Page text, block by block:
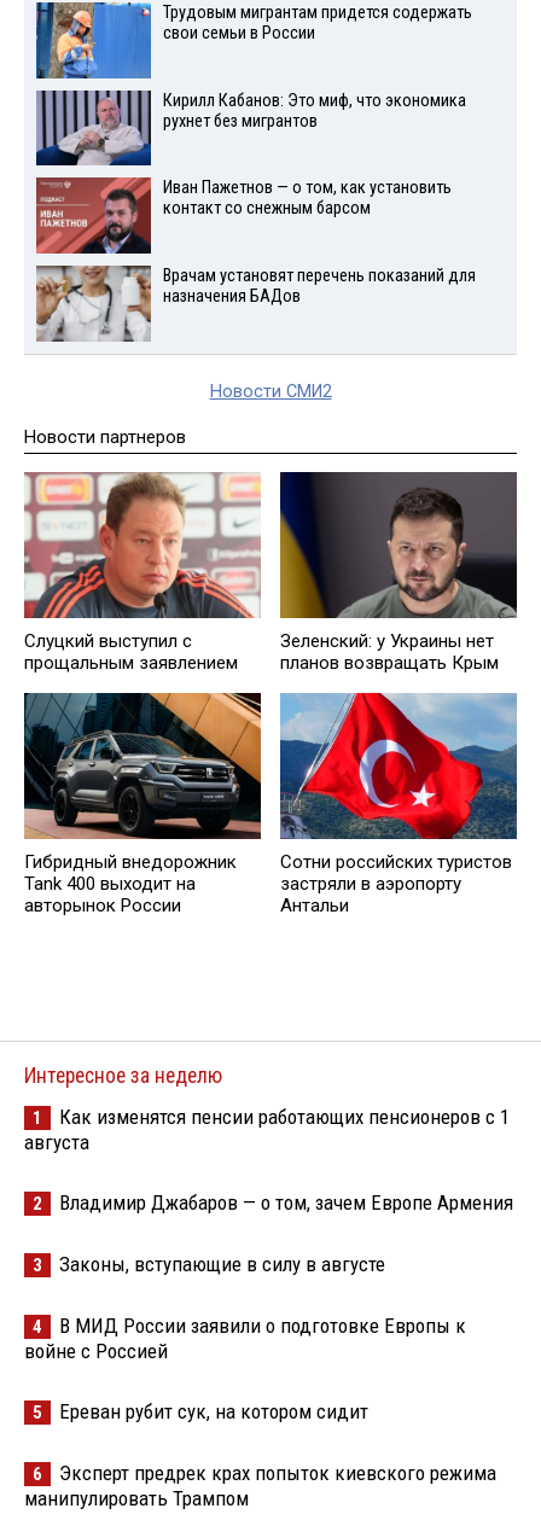
Трудовым мигрантам придется содержать
свои семьи в России
Кирилл Кабанов: Это миф, что экономика
рухнет без мигрантов
Иван Пажетнов — о том, как установить
контакт со снежным барсом
Врачам установят перечень показаний для
назначения БАДов
Новости СМИ2
Новости партнеров
Слуцкий выступил с
прощальным заявлением
Зеленский: у Украины нет
планов возвращать Крым
Гибридный внедорожник
Tank 400 выходит на
авторынок России
Сотни российских туристов
застряли в аэропорту
Антальи
Интересное за неделю
1
Как изменятся пенсии работающих пенсионеров с 1
августа
2 Владимир Джабаров — о том, зачем Европе Армения
3 Законы, вступающие в силу в августе
4
В МИД России заявили о подготовке Европы к
войне с Россией
5 Ереван рубит сук, на котором сидит
6
Эксперт предрек крах попыток киевского режима
манипулировать Трампом